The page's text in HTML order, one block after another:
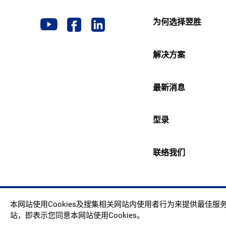
为何选择翌胜
解决方案
最新消息
型录
联络我们
本网站使用Cookies及搜集相关网站内使用者行为来提供最佳服
站，即表示您同意本网站使用Cookies。